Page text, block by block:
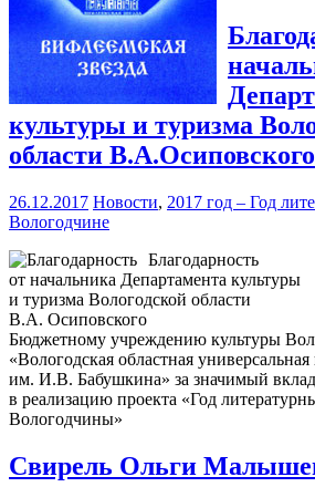
культуры и туризма
области В.А.Осиповского
26.12.2017 Новости, 2017 год – Год
Вологодчине
Благодарность
от начальника Департамента культуры
и туризма Вологодской области
В.А. Осиповского
Бюджетному учреждению культуры
«Вологодская областная
им. И.В. Бабушкина» за значимый вклад
в реализацию проекта «Год
Вологодчины»
Свирель Ольги